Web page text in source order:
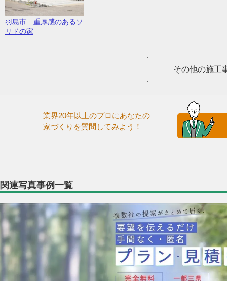
羽島市 重厚感のあるソ
リドの家
その他の施工
業界20年以上のプロにあなたの
家づくりを質問してみよう！
関連写真事例一覧